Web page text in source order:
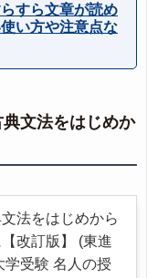
すら文章が読め
い方や注意点な
文法をはじめか
法をはじめから
改訂版】 (東進
学受験 名人の授